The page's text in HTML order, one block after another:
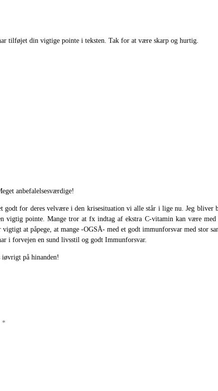
tilføjet din vigtige pointe i teksten. Tak for at være skarp og hurtig.
anbefalelsesværdige!
godt for deres velvære i den krisesituation vi alle står i lige nu. Jeg
vigtig pointe. Mange tror at fx indtag af ekstra C-vitamin kan være
at påpege, at mange -OGSÅ- med et godt immunforsvar med stor
i forvejen en sund livsstil og godt Immunforsvar.
på hinanden!
*